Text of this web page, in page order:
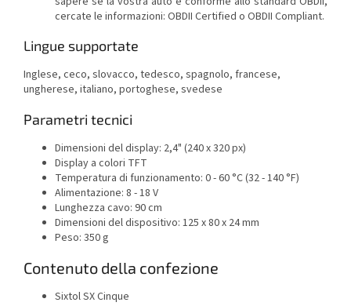
cercate le informazioni: OBDII Certified o OBDII Compliant.
Lingue supportate
Inglese, ceco, slovacco, tedesco, spagnolo, francese,
ungherese, italiano, portoghese, svedese
Parametri tecnici
Dimensioni del display: 2,4" (240 x 320 px)
Display a colori TFT
Temperatura di funzionamento: 0 - 60 °C (32 - 140 °F)
Alimentazione: 8 - 18 V
Lunghezza cavo: 90 cm
Dimensioni del dispositivo: 125 x 80 x 24 mm
Peso: 350 g
Contenuto della confezione
Sixtol SX Cinque